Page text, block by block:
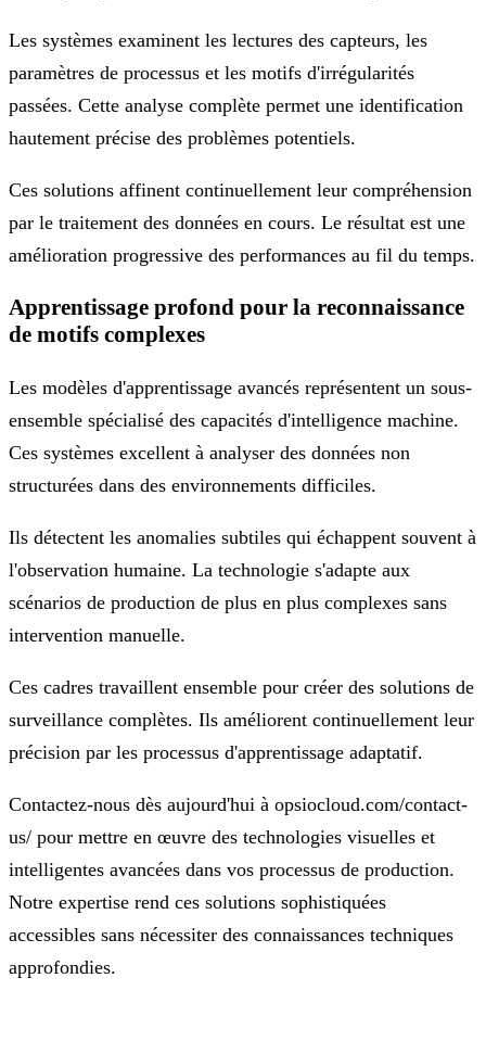
Les systèmes examinent les lectures des capteurs, les
paramètres de processus et les motifs d'irrégularités
passées. Cette analyse complète permet une identification
hautement précise des problèmes potentiels.
Ces solutions affinent continuellement leur compréhension
par le traitement des données en cours. Le résultat est une
amélioration progressive des performances au fil du temps.
Apprentissage profond pour la reconnaissance
de motifs complexes
Les modèles d'apprentissage avancés représentent un sous-
ensemble spécialisé des capacités d'intelligence machine.
Ces systèmes excellent à analyser des données non
structurées dans des environnements difficiles.
Ils détectent les anomalies subtiles qui échappent souvent à
l'observation humaine. La technologie s'adapte aux
scénarios de production de plus en plus complexes sans
intervention manuelle.
Ces cadres travaillent ensemble pour créer des solutions de
surveillance complètes. Ils améliorent continuellement leur
précision par les processus d'apprentissage adaptatif.
Contactez-nous dès aujourd'hui à opsiocloud.com/contact-
us/ pour mettre en œuvre des technologies visuelles et
intelligentes avancées dans vos processus de production.
Notre expertise rend ces solutions sophistiquées
accessibles sans nécessiter des connaissances techniques
approfondies.